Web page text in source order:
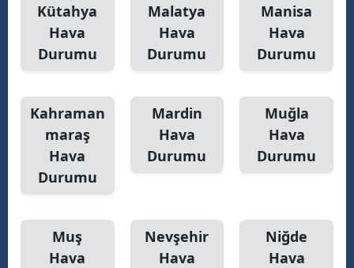
Kütahya
Hava
Durumu
Malatya
Hava
Durumu
Manisa
Hava
Durumu
Kahraman
maraş
Hava
Durumu
Mardin
Hava
Durumu
Muğla
Hava
Durumu
Muş
Hava
Nevşehir
Hava
Niğde
Hava